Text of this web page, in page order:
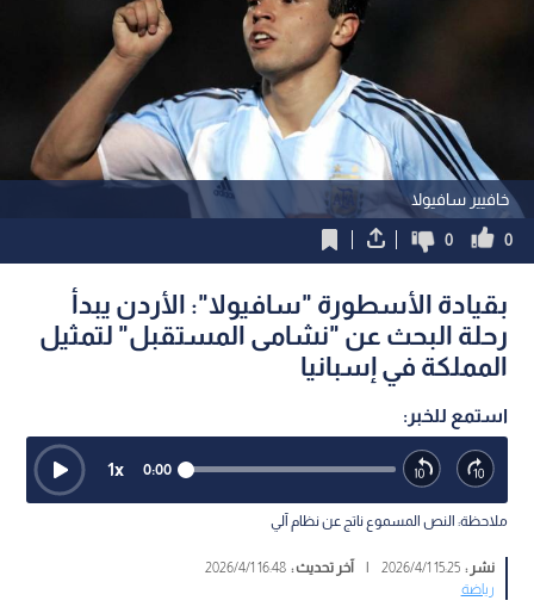
خافيير سافيولا
0
0
بقيادة الأسطورة "سافيولا": الأردن يبدأ
رحلة البحث عن "نشامى المستقبل" لتمثيل
المملكة في إسبانيا
استمع للخبر:
0:00
1x
ملاحظة: النص المسموع ناتج عن نظام آلي
نشر :15:25 2026/4/1
| آخر تحديث :16:48 2026/4/1
رياضة